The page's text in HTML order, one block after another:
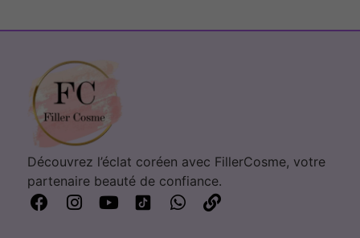
Découvrez l’éclat coréen avec FillerCosme, votre
partenaire beauté de confiance.